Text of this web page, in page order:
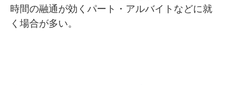
時間の融通が効くパート・アルバイトなどに就
く場合が多い。